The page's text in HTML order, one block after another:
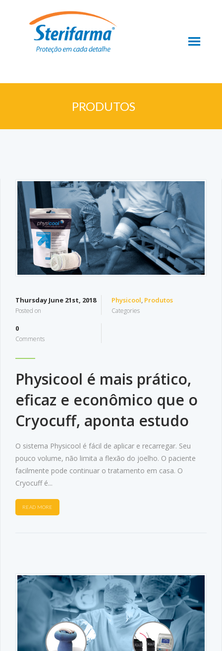
PRODUTOS
Thursday June 21st, 2018
Posted on
Physicool, Produtos
Categories
0
Comments
Physicool é mais prático,
eficaz e econômico que o
Cryocuff, aponta estudo
O sistema Physicool é fácil de aplicar e recarregar. Seu
pouco volume, não limita a flexão do joelho. O paciente
facilmente pode continuar o tratamento em casa. O
Cryocuff é...
READ MORE